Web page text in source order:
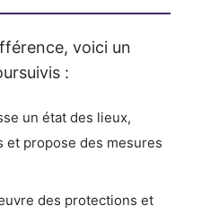
voici un
:
un état des lieux,
propose des mesures
des protections et